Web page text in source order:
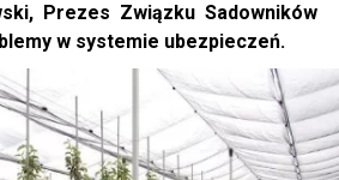
Prezes Związku Sadowników
w systemie ubezpieczeń.